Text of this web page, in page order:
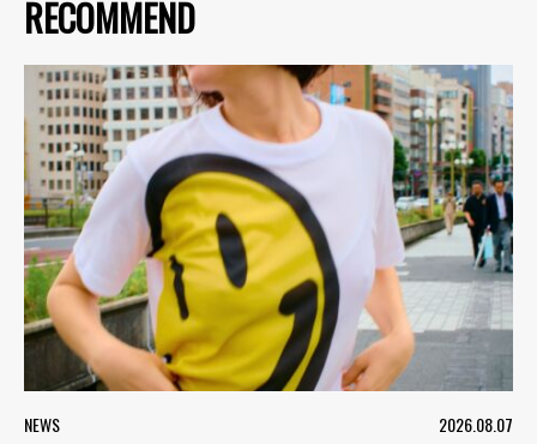
RECOMMEND
NEWS 2026.08.07